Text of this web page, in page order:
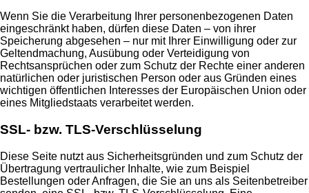
Wenn Sie die Verarbeitung Ihrer personenbezogenen Daten
eingeschränkt haben, dürfen diese Daten – von ihrer
Speicherung abgesehen – nur mit Ihrer Einwilligung oder zur
Geltendmachung, Ausübung oder Verteidigung von
Rechtsansprüchen oder zum Schutz der Rechte einer anderen
natürlichen oder juristischen Person oder aus Gründen eines
wichtigen öffentlichen Interesses der Europäischen Union oder
eines Mitgliedstaats verarbeitet werden.
SSL- bzw. TLS-Verschlüsselung
Diese Seite nutzt aus Sicherheitsgründen und zum Schutz der
Übertragung vertraulicher Inhalte, wie zum Beispiel
Bestellungen oder Anfragen, die Sie an uns als Seitenbetreiber